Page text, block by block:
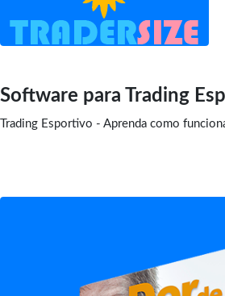
Software para Trading
Trading Esportivo - Aprenda como